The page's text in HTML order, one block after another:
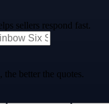
sellers respond fast.
the better the quotes.